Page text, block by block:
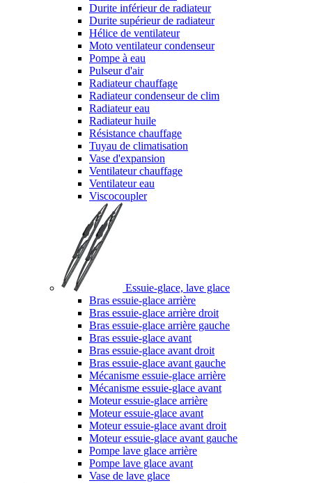
Durite inférieur de radiateur
Durite supérieur de radiateur
Hélice de ventilateur
Moto ventilateur condenseur
Pompe à eau
Pulseur d'air
Radiateur chauffage
Radiateur condenseur de clim
Radiateur eau
Radiateur huile
Résistance chauffage
Tuyau de climatisation
Vase d'expansion
Ventilateur chauffage
Ventilateur eau
Viscocoupler
Essuie-glace, lave glace
Bras essuie-glace arrière
Bras essuie-glace arrière droit
Bras essuie-glace arrière gauche
Bras essuie-glace avant
Bras essuie-glace avant droit
Bras essuie-glace avant gauche
Mécanisme essuie-glace arrière
Mécanisme essuie-glace avant
Moteur essuie-glace arrière
Moteur essuie-glace avant
Moteur essuie-glace avant droit
Moteur essuie-glace avant gauche
Pompe lave glace arrière
Pompe lave glace avant
Vase de lave glace